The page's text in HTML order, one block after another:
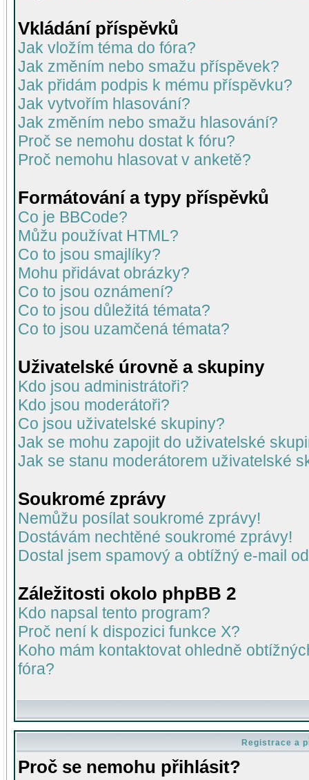
Vkládání příspěvků
Jak vložím téma do fóra?
Jak změním nebo smažu příspěvek?
Jak přidám podpis k mému příspěvku?
Jak vytvořím hlasování?
Jak změním nebo smažu hlasování?
Proč se nemohu dostat k fóru?
Proč nemohu hlasovat v anketě?
Formátování a typy příspěvků
Co je BBCode?
Můžu používat HTML?
Co to jsou smajlíky?
Mohu přidávat obrázky?
Co to jsou oznámení?
Co to jsou důležitá témata?
Co to jsou uzamčená témata?
Uživatelské úrovně a skupiny
Kdo jsou administrátoři?
Kdo jsou moderátoři?
Co jsou uživatelské skupiny?
Jak se mohu zapojit do uživatelské
Jak se stanu moderátorem uživatelské
Soukromé zprávy
Nemůžu posílat soukromé zprávy!
Dostávám nechtěné soukromé zprávy!
Dostal jsem spamový a obtížný e-mail
Záležitosti okolo phpBB 2
Kdo napsal tento program?
Proč není k dispozici funkce X?
Koho mám kontaktovat ohledně
fóra?
Registrace a
Proč se nemohu přihlásit?